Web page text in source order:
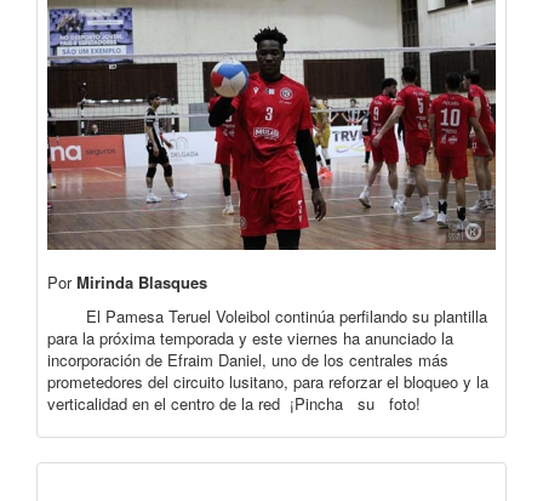
PorMirinda Blasques
El Pamesa Teruel Voleibol continúa perfilando su plantilla
para la próxima temporada y este viernes ha anunciado la
incorporación de Efraim Daniel, uno de los centrales más
prometedores del circuito lusitano, para reforzar el bloqueo y la
verticalidad en el centro de la red ¡Pincha su foto!